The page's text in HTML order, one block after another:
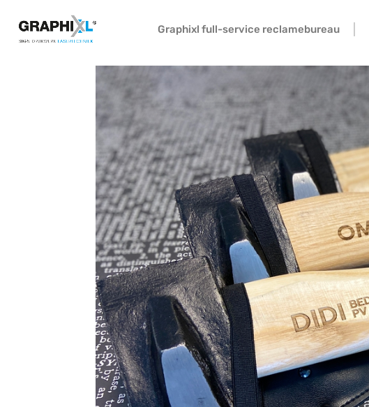
Graphixl full-service reclamebureau